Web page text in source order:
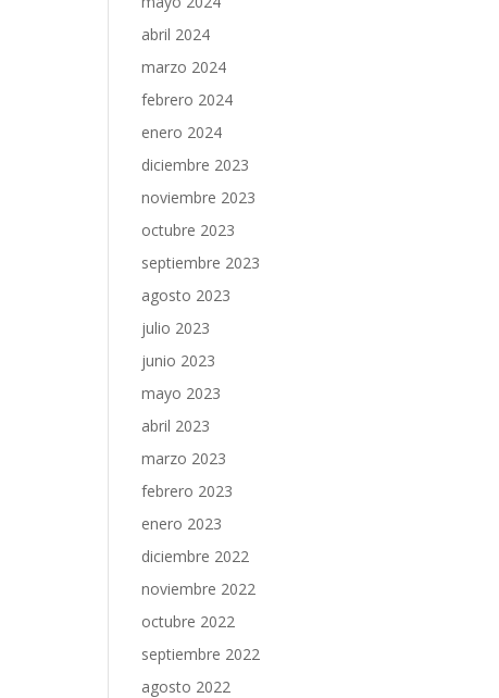
abril 2024
marzo 2024
febrero 2024
enero 2024
diciembre 2023
noviembre 2023
octubre 2023
septiembre 2023
agosto 2023
julio 2023
junio 2023
mayo 2023
abril 2023
marzo 2023
febrero 2023
enero 2023
diciembre 2022
noviembre 2022
octubre 2022
septiembre 2022
agosto 2022